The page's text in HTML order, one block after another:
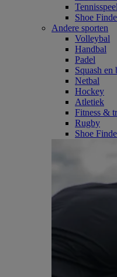
Shoe
Andere sporten
Volleybal
Handbal
Padel
Squash en
Netbal
Hockey
Atletiek
Fitness &
Rugby
Shoe